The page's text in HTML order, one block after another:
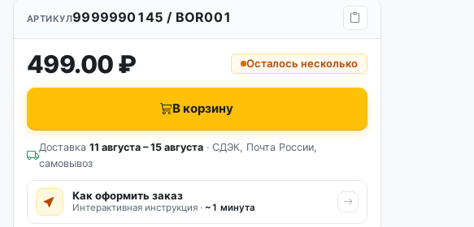
АРТИКУЛ9999990145 / BOR001
499.00 ₽ Осталось несколько
В корзину
Доставка 11 августа – 15 августа· СДЭК, Почта России,
самовывоз
Как оформить заказ
Интерактивная инструкция · ~1 минута